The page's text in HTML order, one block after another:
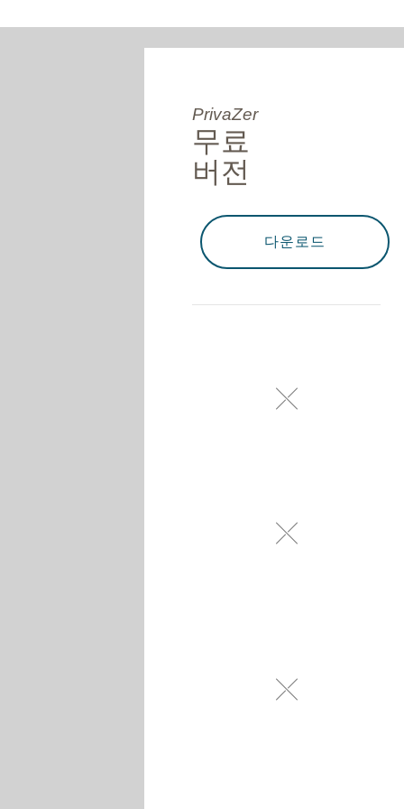
PrivaZer
무료
버전
다운로드